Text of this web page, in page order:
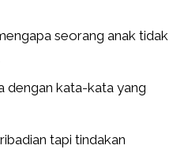
seorang anak tidak
dengan kata-kata yang
tapi tindakan